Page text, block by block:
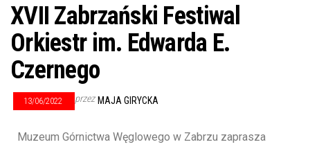
XVII Zabrzański Festiwal
Orkiestr im. Edwarda E.
Czernego
13/06/2022 przez MAJA GIRYCKA
Muzeum Górnictwa Węglowego w Zabrzu zaprasza